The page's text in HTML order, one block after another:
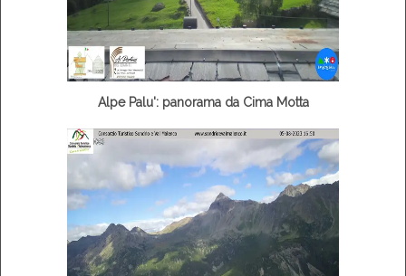
Alpe Palu': panorama da Cima Motta